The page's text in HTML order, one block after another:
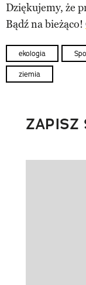
Dziękujemy, że
Bądź na bieżąco!
ekologia
ziemia
ZAPISZ